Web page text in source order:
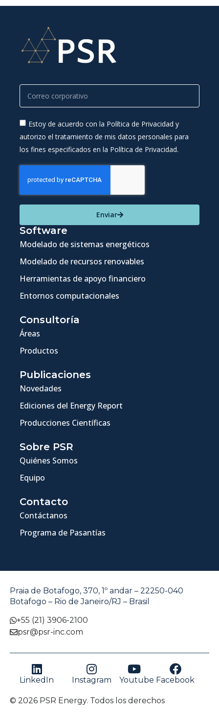
Estoy de acuerdo con la Política de Privacidad y
autorizo el tratamiento de mis datos personales para
los fines especificados en la Política de Privacidad.
Enviar
Software
Modelado de sistemas energéticos
Modelado de recursos renovables
Herramientas de apoyo financiero
Entornos computacionales
Consultoría
Áreas
Productos
Publicaciones
Novedades
Ediciones del Energy Report
Producciones Científicas
Sobre PSR
Quiénes Somos
Equipo
Contacto
Contáctanos
Programa de Pasantías
Praia de Botafogo, 370, 1º andar – 22250-040
Botafogo – Rio de Janeiro/RJ – Brasil
+55 (21) 3906-2100
psr@psr-inc.com
LinkedIn Instagram Youtube Facebook
© 2026 PSR Energy. Todos los derechos